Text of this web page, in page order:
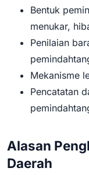
Bentuk
menukar,
Penilaian
Mekanisme
Pencatatan
Alasan
Daerah